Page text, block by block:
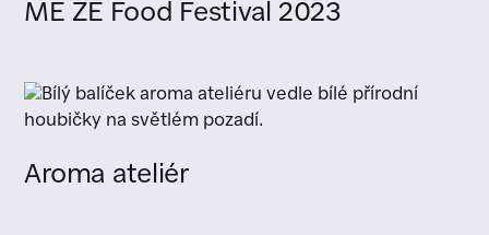
ME ZE Food Festival 2023
Aroma ateliér